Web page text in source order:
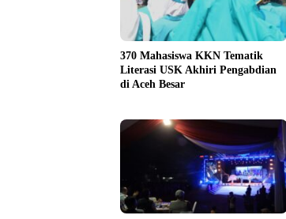
370 Mahasiswa KKN Tematik
Literasi USK Akhiri Pengabdian
di Aceh Besar